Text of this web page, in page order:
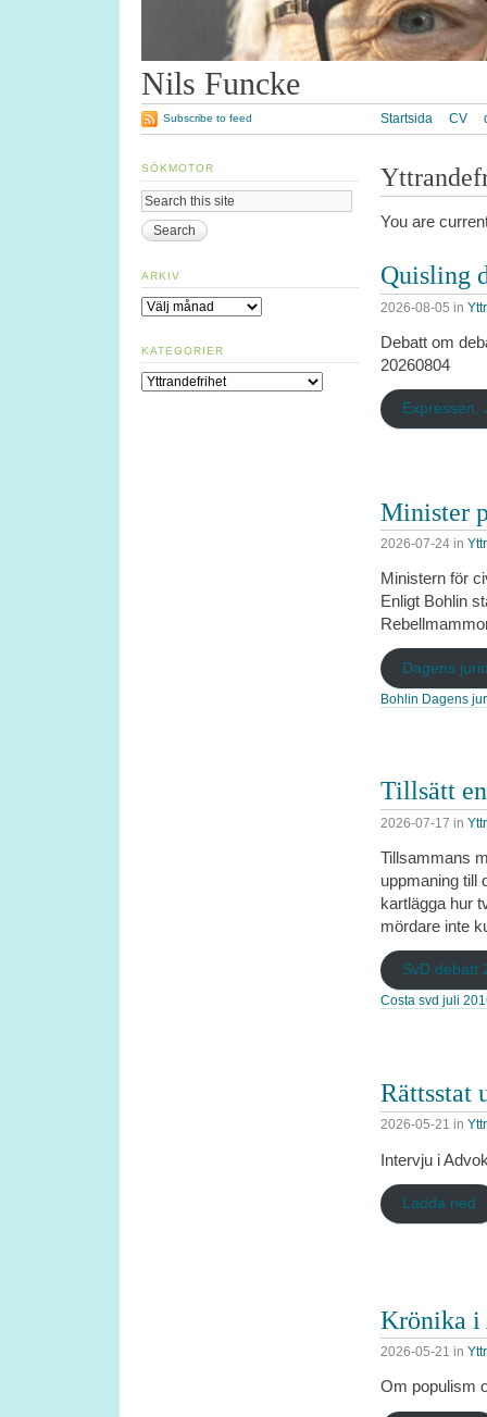
Nils Funcke
Startsida CV
Subscribe to feed
You are
Quisling
2026-08-05 in
Debatt om
20260804
Expressen,
Minister
2026-07-24 in
Ministern för
Enligt Bohlin
Dagens
Bohlin Dagens
Tillsätt
2026-07-17 in
Tillsammans
uppmaning till
kartlägga hur
mördare inte
SvD debatt
Costa svd juli
Rättsstat
2026-05-21 in
Intervju i
Ladda ned
Krönika i
2026-05-21 in
Om populism
SÖKMOTOR
ARKIV
Arkiv
KATEGORIER
Kategorier